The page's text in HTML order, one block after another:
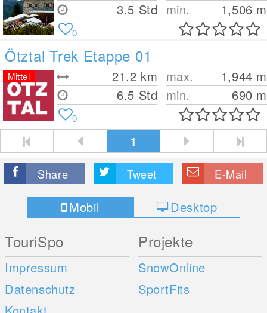
3.5 Std min.
1,506 m
0
Ötztal Trek Etappe 01
21.2 km
6.5 Std
max. 1,944 m
min.
690 m
Mittel
0
1
Share Tweet E-Mail
Mobil Desktop
TouriSpo
Impressum
Datenschutz
Projekte
SnowOnline
SportFits